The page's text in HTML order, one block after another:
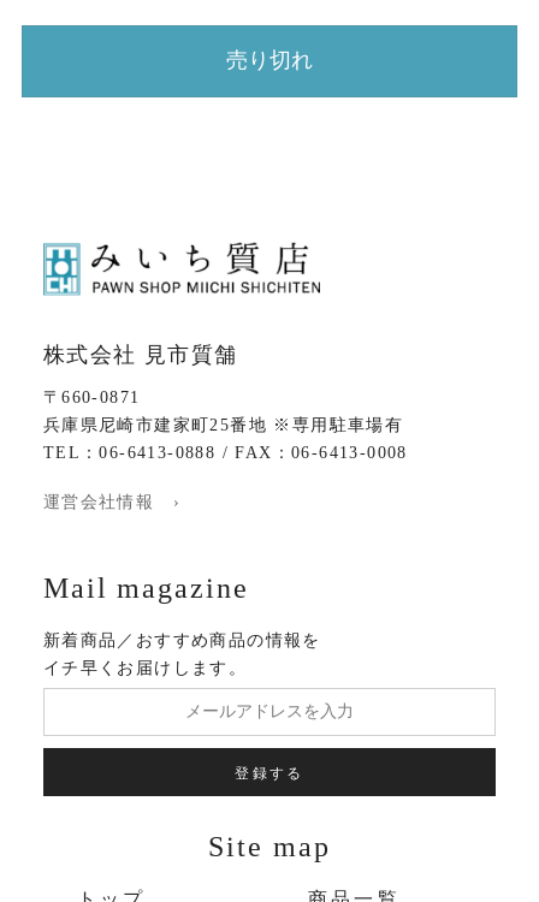
売り切れ
株式会社 見市質舗
〒660-0871
兵庫県尼崎市建家町25番地 ※専用駐車場有
TEL：06-6413-0888 / FAX：06-6413-0008
運営会社情報 ›
Mail magazine
新着商品／おすすめ商品の情報を
イチ早くお届けします。
登録する
Site map